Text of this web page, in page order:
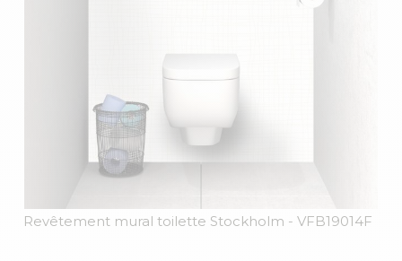
Revêtement mural toilette Stockholm - VFB19014F